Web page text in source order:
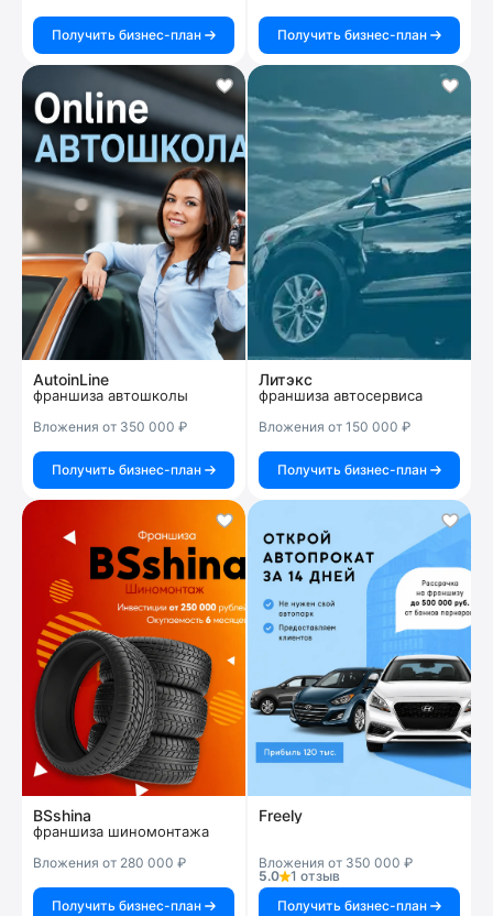
Получить бизнес-план Получить бизнес-план
AutoinLine
франшиза автошколы
Вложения от 350 000 ₽
Получить бизнес-план
Литэкс
франшиза автосервиса
Вложения от 150 000 ₽
Получить бизнес-план
BSshina
франшиза шиномонтажа
Вложения от 280 000 ₽
Получить бизнес-план
Freely
Вложения от 350 000 ₽
5.0
1 отзыв
Получить бизнес-план